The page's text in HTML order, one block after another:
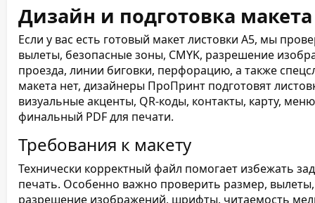
Дизайн и подготовка макета
Если у вас есть готовый макет листовки А5, мы
вылеты, безопасные зоны, CMYK, разрешение
проезда, линии биговки, перфорацию, а также
макета нет, дизайнеры ПроПринт подготовят
визуальные акценты, QR-коды, контакты, карту,
финальный PDF для печати.
Требования к макету
Технически корректный файл помогает избежать
печать. Особенно важно проверить размер,
разрешение изображений, шрифты, читаемость